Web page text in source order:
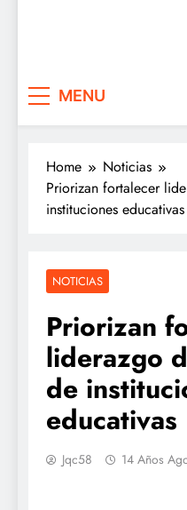
MENU
Home
Noticias
Priorizan fortalecer
instituciones educativas
NOTICIAS
Priorizan
liderazgo
de
educativas
Jqc58 14 Años